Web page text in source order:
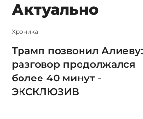
Актуально
Xроника
Трамп позвонил Алиеву:
разговор продолжался
более 40 минут -
ЭКСКЛЮЗИВ